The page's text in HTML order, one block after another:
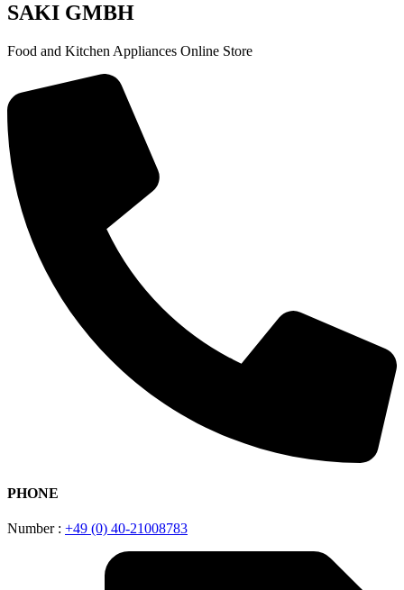
SAKI GMBH
Food and Kitchen Appliances Online Store
PHONE
Number : +49 (0) 40-21008783